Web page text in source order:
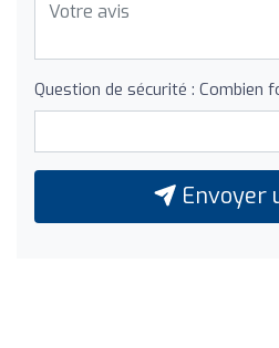
Question de sécurité : Combien
Envoyer